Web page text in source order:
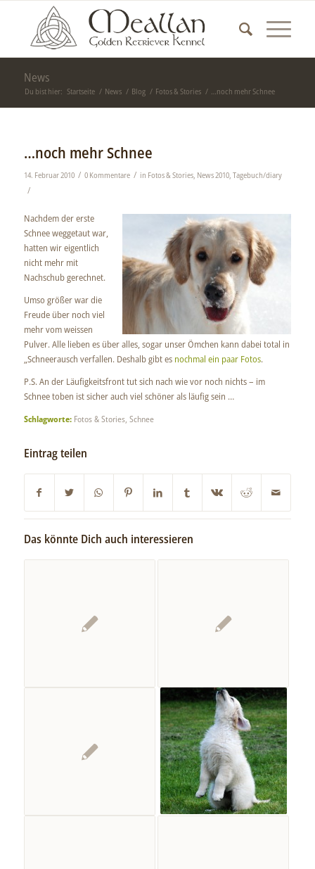
News
Du bist hier: Startseite / News / Blog / Fotos & Stories / …noch mehr Schnee
…noch mehr Schnee
14. Februar 2010 / 0 Kommentare / in Fotos & Stories, News 2010, Tagebuch/diary
/
Nachdem der erste
Schnee weggetaut war,
hatten wir eigentlich
nicht mehr mit
Nachschub gerechnet.
Umso größer war die
Freude über noch viel
mehr vom weissen
Pulver. Alle lieben es über alles, sogar unser Ömchen kann dabei total in
„Schneerausch verfallen. Deshalb gibt es nochmal ein paar Fotos.
P.S. An der Läufigkeitsfront tut sich nach wie vor noch nichts – im
Schnee toben ist sicher auch viel schöner als läufig sein …
Schlagworte: Fotos & Stories, Schnee
Eintrag teilen
Das könnte Dich auch interessieren